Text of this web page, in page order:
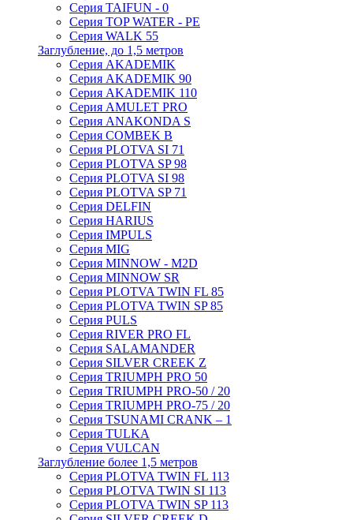
Серия TAIFUN - 0
Серия TOP WATER - PE
Серия WALK 55
Заглубление, до 1,5 метров
Серия AKADEMIK
Серия AKADEMIK 90
Серия AKADEMIK 110
Серия AMULET PRO
Серия ANAKONDA S
Серия COMBEK B
Серия PLOTVA SI 71
Серия PLOTVA SP 98
Серия PLOTVA SI 98
Серия PLOTVA SP 71
Серия DELFIN
Серия HARIUS
Серия IMPULS
Серия MIG
Серия MINNOW - M2D
Серия MINNOW SR
Серия PLOTVA TWIN FL 85
Серия PLOTVA TWIN SP 85
Серия PULS
Серия RIVER PRO FL
Серия SALAMANDER
Серия SILVER CREEK Z
Серия TRIUMPH PRO 50
Серия TRIUMPH PRO-50 / 20
Серия TRIUMPH PRO-75 / 20
Серия TSUNAMI CRANK – 1
Серия TULKA
Серия VULCAN
Заглубление более 1,5 метров
Серия PLOTVA TWIN FL 113
Серия PLOTVA TWIN SI 113
Серия PLOTVA TWIN SP 113